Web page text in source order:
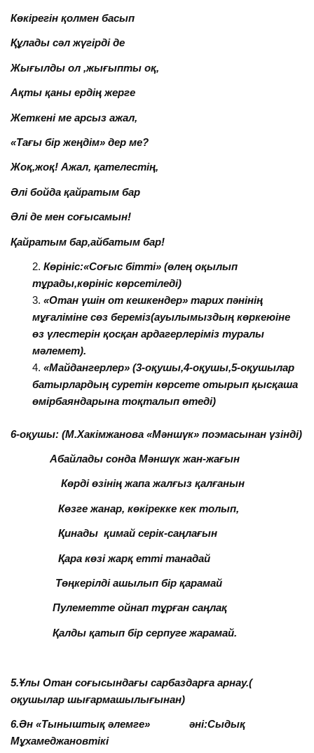
Көкірегін қолмен басып
Құлады сәл жүгірді де
Жығылды ол ,жығыпты оқ,
Ақты қаны ердің жерге
Жеткені ме арсыз ажал,
«Тағы бір жеңдім» дер ме?
Жоқ,жоқ! Ажал, қателестің,
Әлі бойда қайратым бар
Әлі де мен соғысамын!
Қайратым бар,айбатым бар!
Көрініс:«Соғыс бітті» (өлең оқылып
тұрады,көрініс көрсетіледі)
«Отан үшін от кешкендер» тарих пәнінің
мұғаліміне сөз береміз(ауылымыздың көркеюіне
өз үлестерін қосқан ардагерлеріміз туралы
мәлемет).
«Майдангерлер» (3-оқушы,4-оқушы,5-оқушылар
батырлардың суретін көрсете отырып қысқаша
өмірбаяндарына тоқталып өтеді)
6-оқушы: (М.Хакімжанова «Мәншүк» поэмасынан үзінді)
Абайлады сонда Мәншүк жан-жағын
Көрді өзінің жапа жалғыз қалғанын
Көзге жанар, көкірекке кек толып,
Қинады қимай серік-саңлағын
Қара көзі жарқ етті танадай
Төңкерілді ашылып бір қарамай
Пулеметте ойнап тұрған саңлақ
Қалды қатып бір серпуге жарамай.
5.Ұлы Отан соғысындағы сарбаздарға арнау.(
оқушылар шығармашылығынан)
6.Ән «Тыныштық әлемге» әні:Сыдық
Мұхамеджановтікі